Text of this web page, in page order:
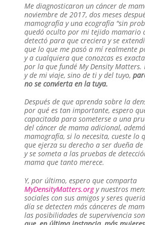
Me diagnosticaron un cáncer de
noviembre de 2017, dos meses
mamografía y una ecografía "sin
quedó oculto por mi tejido mamario
detectó para que creciera y se
que lo que me pasó a mí realmente
y a cualquiera que conozcas es
por la que fundé My Density
y de mi viaje, sino de ti y del tuyo,
no se convierta en la tuya.
Después de que aprenda sobre la
por qué es tan importante, espero
capacitada para someterse a una
del cáncer de mama adicional,
mamografía, si lo necesita, cueste lo
que ejerza su derecho a ser dueña
y se someta a las pruebas de
mama que tanto merece.
Y, por último, espero que comparta
MyDensityMatters.orgy nuestros
sociales con sus amigos y seres
día se detecten más cánceres de
las posibilidades de supervivencia